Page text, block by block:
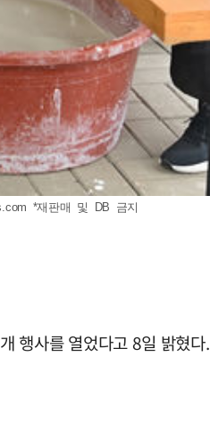
*재판매 및 DB 금지
행사를 열었다고 8일 밝혔다.